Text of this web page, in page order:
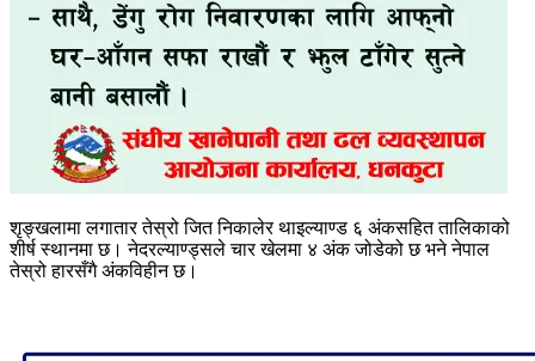
शृङ्खलामा लगातार तेस्रो जित निकालेर थाइल्याण्ड ६ अंकसहित तालिकाको
शीर्ष स्थानमा छ। नेदरल्याण्ड्सले चार खेलमा ४ अंक जोडेको छ भने नेपाल
तेस्रो हारसँगै अंकविहीन छ।